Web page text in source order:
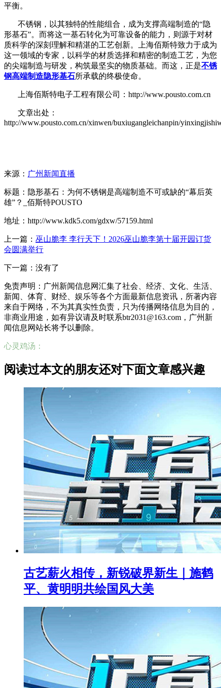
平衡。
不锈钢，以其独特的性能组合，成为支撑高端制造的“隐
形基石”。而将这一基石转化为可靠设备的能力，则源于对材
质科学的深刻理解和精湛的工艺创新。上海佰斯特致力于成为
这一领域的专家，以科学的材质选择和精密的制造工艺，为您
的尖端制造与研发，构筑最坚实的物质基础。而这，正是不锈
钢高端制造隐形基石所承载的终极使命。
上海佰斯特电子工程有限公司：http://www.pousto.com.cn
文章出处：
http://www.pousto.com.cn/xinwen/buxiugangleichanpin/
来源： 广州新闻直播
标题：隐形基石：为何不锈钢是高端制造不可或缺的“幕后英
雄”？_佰斯特POUSTO
地址：http://www.kdk5.com/gdxw/57159.html
上一篇： 巫山脆李 李行天下！2026巫山脆李第十届开园订货
会圆满举行
下一篇：没有了
免责声明：广州新闻信息网汇集了社会、经济、文化、生活、
新闻、体育、财经、娱乐等各个方面最新信息资讯，所著内容
来自于网络，不为其真实性负责，只为传播网络信息为目的，
非商业用途，如有异议请及时联系btr2031@163.com，广州新
闻信息网站长将予以删除。
心灵鸡汤：
阅读过本文的朋友还对下面文章感兴趣
古艺薪火相传，新锐破界新生｜施鹤
平、黄明明共绘国风大美